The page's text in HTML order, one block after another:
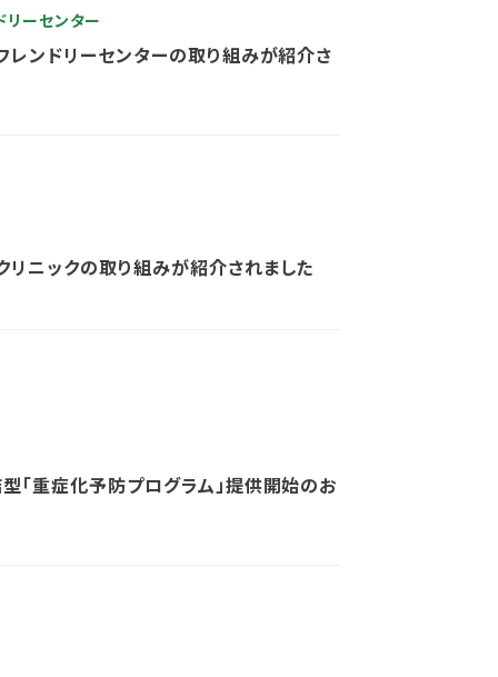
ーセンター
レンドリーセンターの取り組みが紹介さ
リニックの取り組みが紹介されました
「重症化予防プログラム」提供開始のお